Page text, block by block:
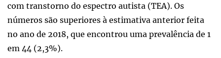
com transtorno do espectro autista (TEA). Os
números são superiores à estimativa anterior feita
no ano de 2018, que encontrou uma prevalência de 1
em 44 (2,3%).